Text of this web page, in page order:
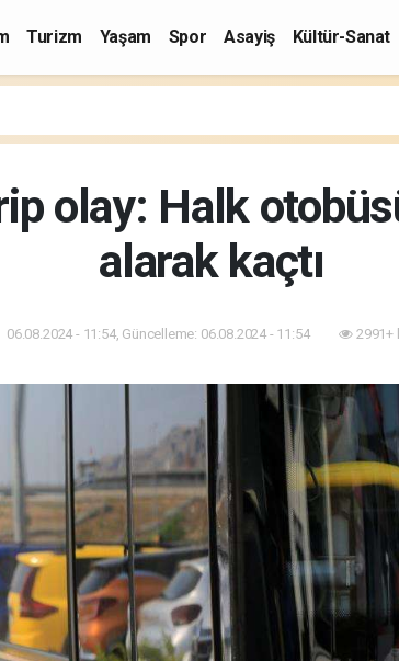
Turizm Yaşam Spor Asayiş Kültür-Sanat
olay: Halk
alarak kaçtı
06.08.2024 - 11:54, Güncelleme: 06.08.2024 - 11:54 2991+